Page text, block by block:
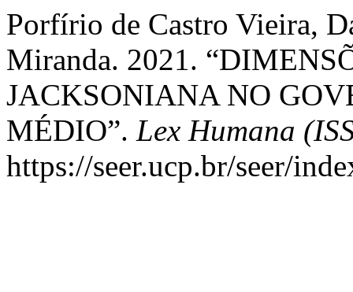
Porfírio de Castro Vieira,
Miranda. 2021.
JACKSONIANA NO
MÉDIO”. Lex Humana
https://seer.ucp.br/seer/